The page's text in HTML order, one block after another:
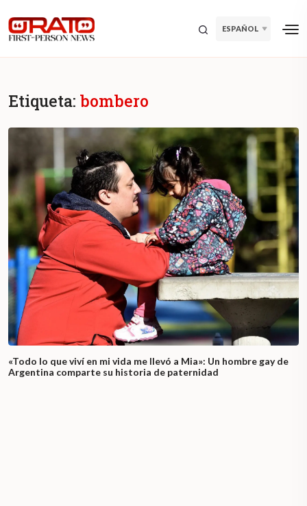
ESPAÑOL
Etiqueta: bombero
«Todo lo que viví en mi vida me llevó a Mia»: Un hombre gay de
Argentina comparte su historia de paternidad